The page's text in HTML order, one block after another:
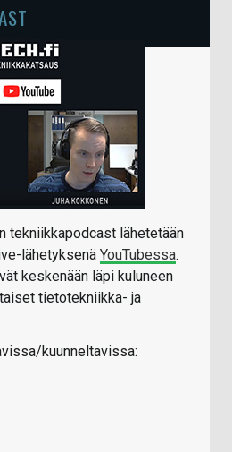
tekniikkapodcast lähetetään
lähetyksenä YouTubessa.
keskenään läpi kuluneen
tietotekniikka- ja
kuunneltavissa: